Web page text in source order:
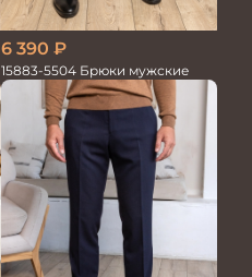
6 390 ₽
15883-5504 Брюки мужские